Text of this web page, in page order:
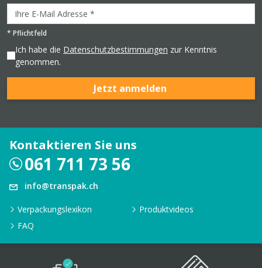
* Pflichtfeld
Ich habe die Datenschutzbestimmungen zur Kenntnis
genommen.
Jetzt anmelden
Kontaktieren Sie uns
061 711 73 56
info@transpak.ch
Verpackungslexikon
Produktvideos
FAQ